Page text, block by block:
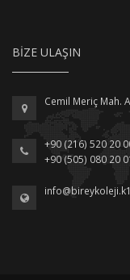
BIZE ULAŞIN
Cemil Meriç Mah.
+90 (216) 520 20
+90 (505) 080 20